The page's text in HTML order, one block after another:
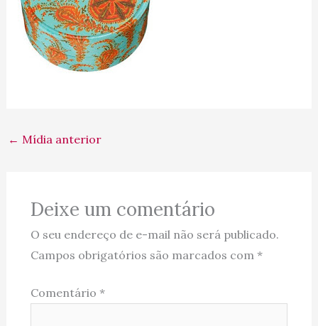
← Mídia anterior
Deixe um comentário
O seu endereço de e-mail não será publicado.
Campos obrigatórios são marcados com *
Comentário *